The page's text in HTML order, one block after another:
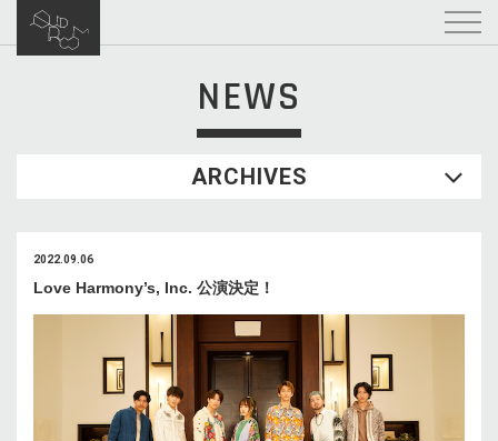
NEWS
ARCHIVES
2022.09.06
Love Harmony’s, Inc. 公演決定！